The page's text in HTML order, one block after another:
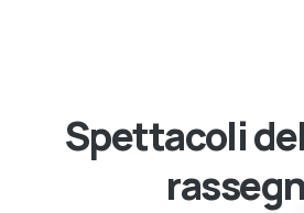
Spettacoli